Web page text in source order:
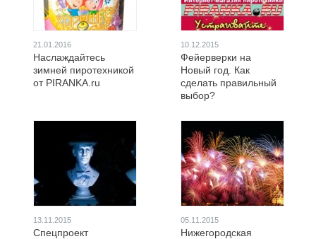
21.01.2016
Наслаждайтесь
зимней пиротехникой
от PIRANKA.ru
10.12.2015
Фейерверки на
Новый год. Как
сделать правильный
выбор?
13.11.2015
Спецпроект
05.11.2015
Нижегородская